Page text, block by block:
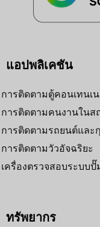
แอปพลิเคชัน
การติดตามตู้คอนเทนเ
การติดตามคนงานในส
การติดตามรถยนต์แล
การติดตามวัวอัจฉริยะ
เครื่องตรวจสอบระบบ
ทรัพยากร